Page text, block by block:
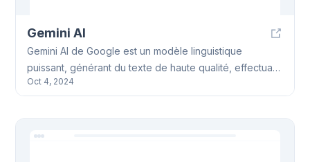
Gemini AI
Gemini AI de Google est un modèle linguistique
puissant, générant du texte de haute qualité, effectuant
des corrections grammaticales, répondant aux
applications dans divers domaines.
Oct 4, 2024